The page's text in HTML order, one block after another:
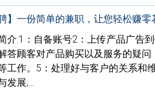
聘】一份简单的兼职，让您轻松赚零
介:1：自备账号2：上传产品广告
答顾客对产品购买以及服务的疑
工作。5：处理好与客户的关系和
发展,…